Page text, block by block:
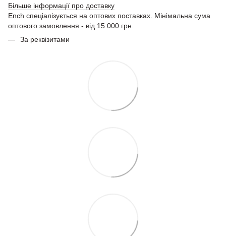
Більше інформації про доставку
Ench спеціалізується на оптових поставках. Мінімальна сума
оптового замовлення - від 15 000 грн.
За реквізитами